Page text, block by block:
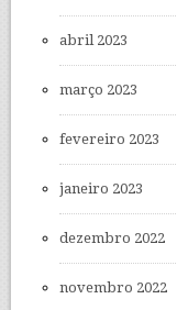
abril 2023
março 2023
fevereiro 2023
janeiro 2023
dezembro 2022
novembro 2022